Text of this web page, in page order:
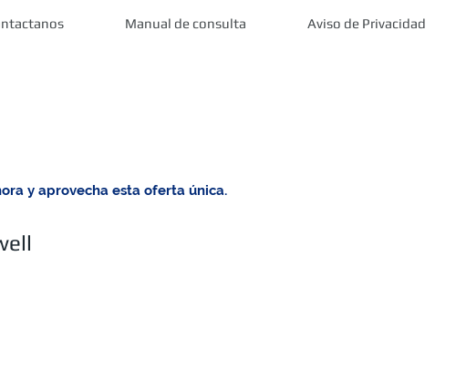
Manual de consulta Aviso de Privacidad
y aprovecha esta oferta única.